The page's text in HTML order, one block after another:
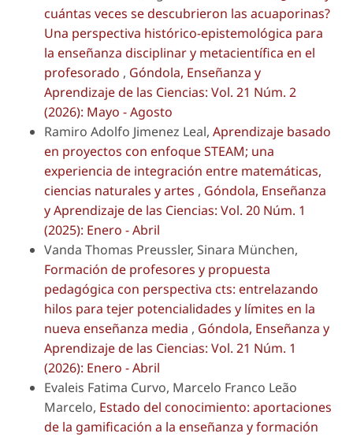
cuántas veces se descubrieron las acuaporinas?
Una perspectiva histórico-epistemológica para
la enseñanza disciplinar y metacientífica en el
profesorado , Góndola, Enseñanza y
Aprendizaje de las Ciencias: Vol. 21 Núm. 2
(2026): Mayo - Agosto
Ramiro Adolfo Jimenez Leal, Aprendizaje basado
en proyectos con enfoque STEAM; una
experiencia de integración entre matemáticas,
ciencias naturales y artes , Góndola, Enseñanza
y Aprendizaje de las Ciencias: Vol. 20 Núm. 1
(2025): Enero - Abril
Vanda Thomas Preussler, Sinara München,
Formación de profesores y propuesta
pedagógica con perspectiva cts: entrelazando
hilos para tejer potencialidades y límites en la
nueva enseñanza media , Góndola, Enseñanza y
Aprendizaje de las Ciencias: Vol. 21 Núm. 1
(2026): Enero - Abril
Evaleis Fatima Curvo, Marcelo Franco Leão
Marcelo, Estado del conocimiento: aportaciones
de la gamificación a la enseñanza y formación